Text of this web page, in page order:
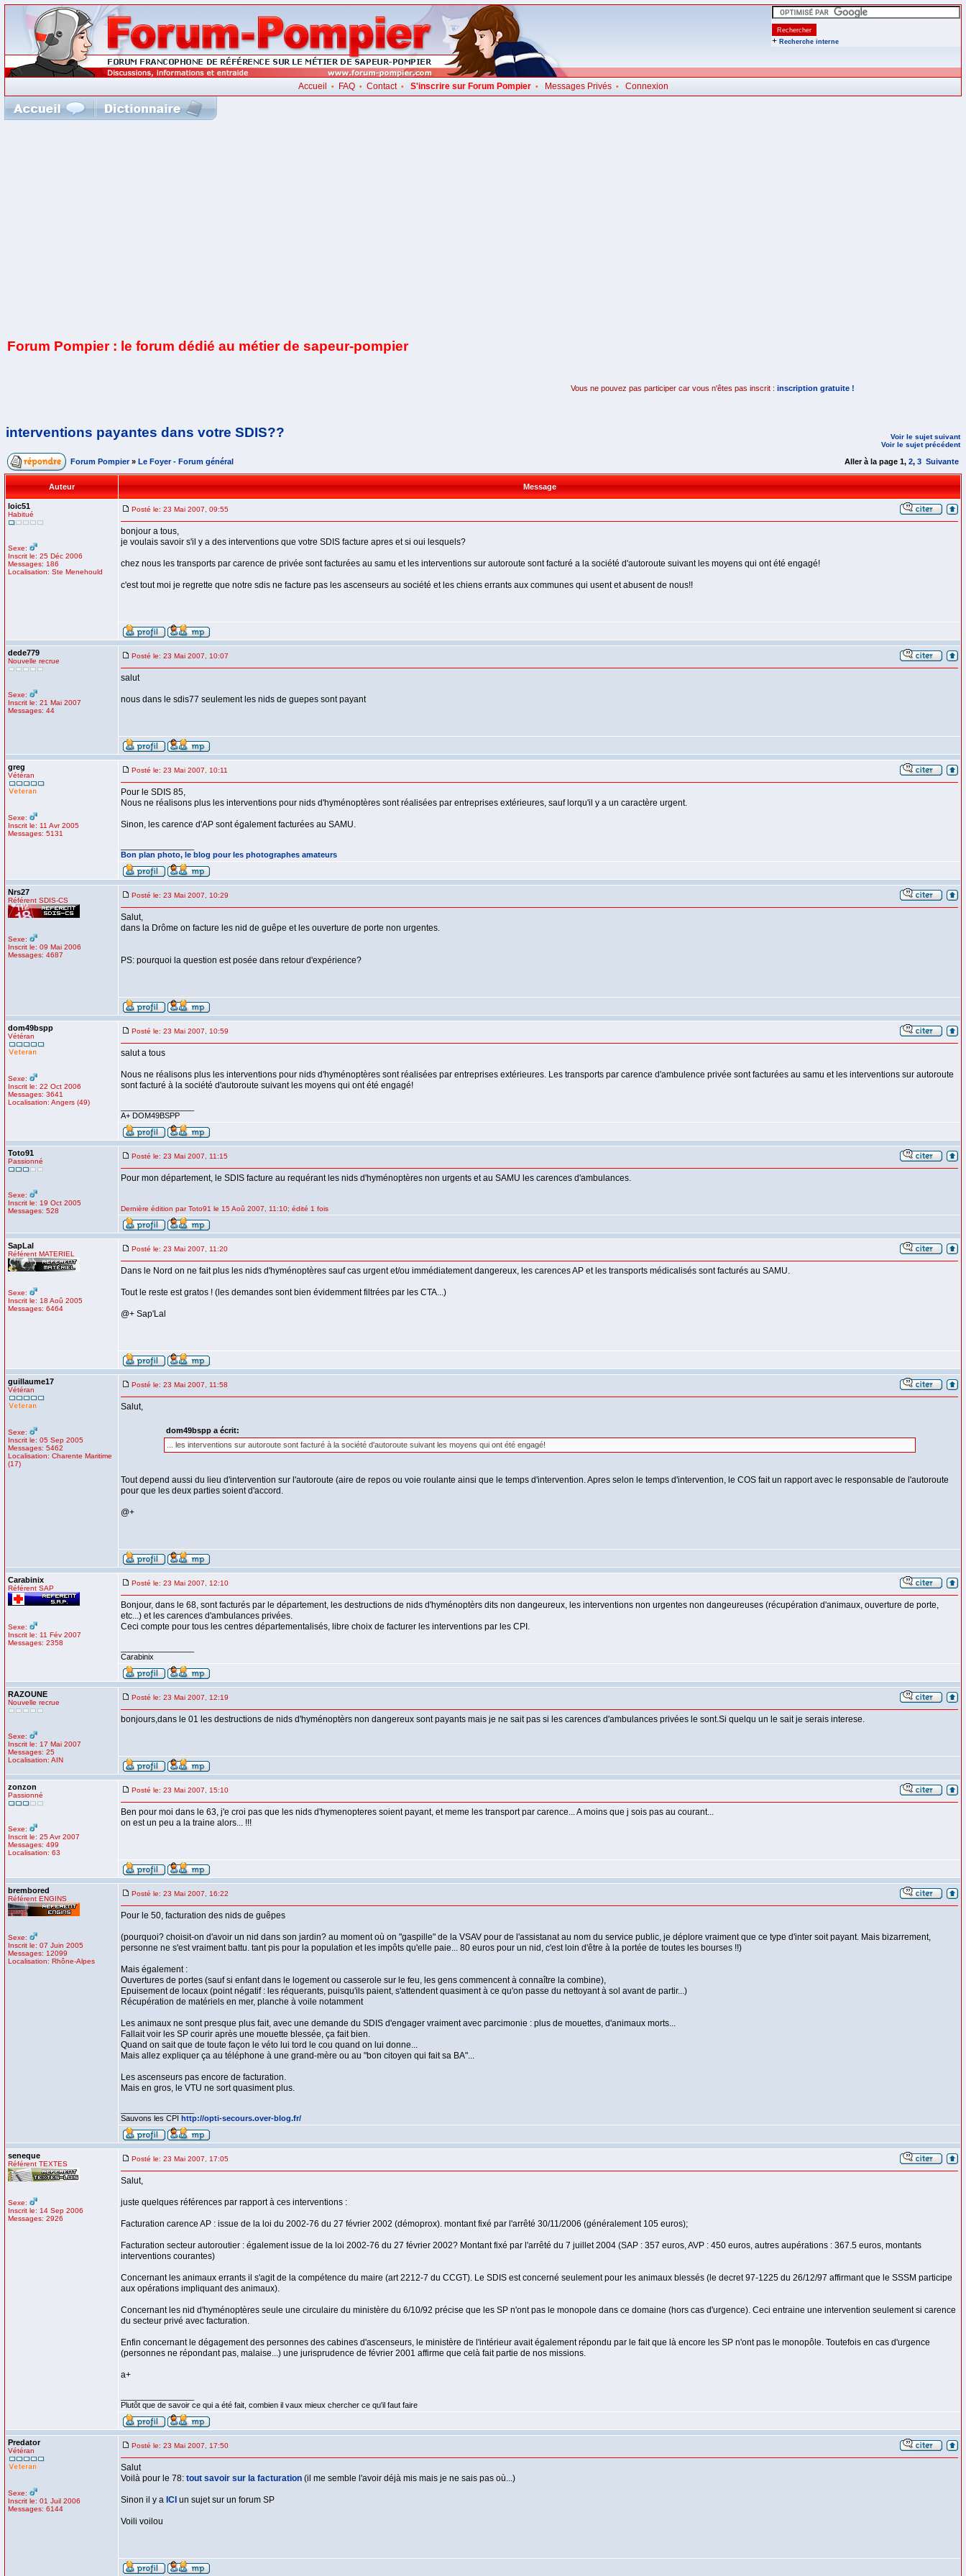
+ Recherche interne
Accueil • FAQ• Contact• S'inscrire sur Forum Pompier• Messages Privés• Connexion
Forum Pompier : le forum dédié au métier de sapeur-pompier
Vous ne pouvez pas participer car vous n'êtes pas inscrit : inscription gratuite !
interventions payantes dans votre SDIS??
Voir le sujet suivant
Voir le sujet précédent
Forum Pompier » Le Foyer - Forum général Aller à la page 1, 2, 3 Suivante
Auteur Message
loic51
Habitué
Sexe:
Inscrit le: 25 Déc 2006
Messages: 186
Localisation: Ste Menehould
Posté le: 23 Mai 2007, 09:55
bonjour a tous,
je voulais savoir s'il y a des interventions que votre SDIS facture apres et si oui lesquels?
chez nous les transports par carence de privée sont facturées au samu et les interventions sur autoroute sont facturé a la société d'autoroute suivant les moyens qui ont été engagé!
c'est tout moi je regrette que notre sdis ne facture pas les ascenseurs au société et les chiens errants aux communes qui usent et abusent de nous!!
dede779
Nouvelle recrue
Sexe:
Inscrit le: 21 Mai 2007
Messages: 44
Posté le: 23 Mai 2007, 10:07
salut
nous dans le sdis77 seulement les nids de guepes sont payant
greg
Vétéran
Sexe:
Inscrit le: 11 Avr 2005
Messages: 5131
Posté le: 23 Mai 2007, 10:11
Pour le SDIS 85,
Nous ne réalisons plus les interventions pour nids d'hyménoptères sont réalisées par entreprises extérieures, sauf lorqu'il y a un caractère urgent.
Sinon, les carence d'AP sont également facturées au SAMU.
Bon plan photo, le blog pour les photographes amateurs
Nrs27
Référent SDIS-CS
Sexe:
Inscrit le: 09 Mai 2006
Messages: 4687
Posté le: 23 Mai 2007, 10:29
Salut,
dans la Drôme on facture les nid de guêpe et les ouverture de porte non urgentes.
PS: pourquoi la question est posée dans retour d'expérience?
dom49bspp
Vétéran
Sexe:
Inscrit le: 22 Oct 2006
Messages: 3641
Localisation: Angers (49)
Posté le: 23 Mai 2007, 10:59
salut a tous
Nous ne réalisons plus les interventions pour nids d'hyménoptères sont réalisées par entreprises extérieures. Les transports par carence d'ambulence privée sont facturées au samu et les interventions sur autoroute
sont facturé à la société d'autoroute suivant les moyens qui ont été engagé!
A+ DOM49BSPP
Toto91
Passionné
Sexe:
Inscrit le: 19 Oct 2005
Messages: 528
Posté le: 23 Mai 2007, 11:15
Pour mon département, le SDIS facture au requérant les nids d'hyménoptères non urgents et au SAMU les carences d'ambulances.
Dernière édition par Toto91 le 15 Aoû 2007, 11:10; édité 1 fois
SapLal
Référent MATERIEL
Sexe:
Inscrit le: 18 Aoû 2005
Messages: 6464
Posté le: 23 Mai 2007, 11:20
Dans le Nord on ne fait plus les nids d'hyménoptères sauf cas urgent et/ou immédiatement dangereux, les carences AP et les transports médicalisés sont facturés au SAMU.
Tout le reste est gratos ! (les demandes sont bien évidemment filtrées par les CTA...)
@+ Sap'Lal
guillaume17
Vétéran
Sexe:
Inscrit le: 05 Sep 2005
Messages: 5462
Localisation: Charente Maritime
(17)
Posté le: 23 Mai 2007, 11:58
Salut,
dom49bspp a écrit:
... les interventions sur autoroute sont facturé à la société d'autoroute suivant les moyens qui ont été engagé!
Tout depend aussi du lieu d'intervention sur l'autoroute (aire de repos ou voie roulante ainsi que le temps d'intervention. Apres selon le temps d'intervention, le COS fait un rapport avec le responsable de l'autoroute
pour que les deux parties soient d'accord.
@+
Carabinix
Référent SAP
Sexe:
Inscrit le: 11 Fév 2007
Messages: 2358
Posté le: 23 Mai 2007, 12:10
Bonjour, dans le 68, sont facturés par le département, les destructions de nids d'hyménoptèrs dits non dangeureux, les interventions non urgentes non dangeureuses (récupération d'animaux, ouverture de porte,
etc...) et les carences d'ambulances privées.
Ceci compte pour tous les centres départementalisés, libre choix de facturer les interventions par les CPI.
Carabinix
RAZOUNE
Nouvelle recrue
Sexe:
Inscrit le: 17 Mai 2007
Messages: 25
Localisation: AIN
Posté le: 23 Mai 2007, 12:19
bonjours,dans le 01 les destructions de nids d'hyménoptèrs non dangereux sont payants mais je ne sait pas si les carences d'ambulances privées le sont.Si quelqu un le sait je serais interese.
zonzon
Passionné
Sexe:
Inscrit le: 25 Avr 2007
Messages: 499
Localisation: 63
Posté le: 23 Mai 2007, 15:10
Ben pour moi dans le 63, j'e croi pas que les nids d'hymenopteres soient payant, et meme les transport par carence... A moins que j sois pas au courant...
on est un peu a la traine alors... !!!
brembored
Référent ENGINS
Sexe:
Inscrit le: 07 Juin 2005
Messages: 12099
Localisation: Rhône-Alpes
Posté le: 23 Mai 2007, 16:22
Pour le 50, facturation des nids de guêpes
(pourquoi? choisit-on d'avoir un nid dans son jardin? au moment où on "gaspille" de la VSAV pour de l'assistanat au nom du service public, je déplore vraiment que ce type d'inter soit payant. Mais bizarrement,
personne ne s'est vraiment battu. tant pis pour la population et les impôts qu'elle paie... 80 euros pour un nid, c'est loin d'être à la portée de toutes les bourses !!)
Mais également :
Ouvertures de portes (sauf si enfant dans le logement ou casserole sur le feu, les gens commencent à connaître la combine),
Epuisement de locaux (point négatif : les réquerants, puisqu'ils paient, s'attendent quasiment à ce qu'on passe du nettoyant à sol avant de partir...)
Récupération de matériels en mer, planche à voile notamment
Les animaux ne sont presque plus fait, avec une demande du SDIS d'engager vraiment avec parcimonie : plus de mouettes, d'animaux morts...
Fallait voir les SP courir après une mouette blessée, ça fait bien.
Quand on sait que de toute façon le véto lui tord le cou quand on lui donne...
Mais allez expliquer ça au téléphone à une grand-mère ou au "bon citoyen qui fait sa BA"...
Les ascenseurs pas encore de facturation.
Mais en gros, le VTU ne sort quasiment plus.
Sauvons les CPI http://opti-secours.over-blog.fr/
seneque
Référent TEXTES
Sexe:
Inscrit le: 14 Sep 2006
Messages: 2926
Posté le: 23 Mai 2007, 17:05
Salut,
juste quelques références par rapport à ces interventions :
Facturation carence AP : issue de la loi du 2002-76 du 27 février 2002 (démoprox). montant fixé par l'arrêté 30/11/2006 (généralement 105 euros);
Facturation secteur autoroutier : également issue de la loi 2002-76 du 27 février 2002? Montant fixé par l'arrêté du 7 juillet 2004 (SAP : 357 euros, AVP : 450 euros, autres aupérations : 367.5 euros, montants
interventions courantes)
Concernant les animaux errants il s'agit de la compétence du maire (art 2212-7 du CCGT). Le SDIS est concerné seulement pour les animaux blessés (le decret 97-1225 du 26/12/97 affirmant que le SSSM participe
aux opérations impliquant des animaux).
Concernant les nid d'hyménoptères seule une circulaire du ministère du 6/10/92 précise que les SP n'ont pas le monopole dans ce domaine (hors cas d'urgence). Ceci entraine une intervention seulement si carence
du secteur privé avec facturation.
Enfin concernant le dégagement des personnes des cabines d'ascenseurs, le ministère de l'intérieur avait également répondu par le fait que là encore les SP n'ont pas le monopôle. Toutefois en cas d'urgence
(personnes ne répondant pas, malaise...) une jurisprudence de février 2001 affirme que celà fait partie de nos missions.
a+
Plutôt que de savoir ce qui a été fait, combien il vaux mieux chercher ce qu'il faut faire
Predator
Vétéran
Sexe:
Inscrit le: 01 Juil 2006
Messages: 6144
Posté le: 23 Mai 2007, 17:50
Salut
Voilà pour le 78: tout savoir sur la facturation (il me semble l'avoir déjà mis mais je ne sais pas où...)
Sinon il y a ICI un sujet sur un forum SP
Voili voilou